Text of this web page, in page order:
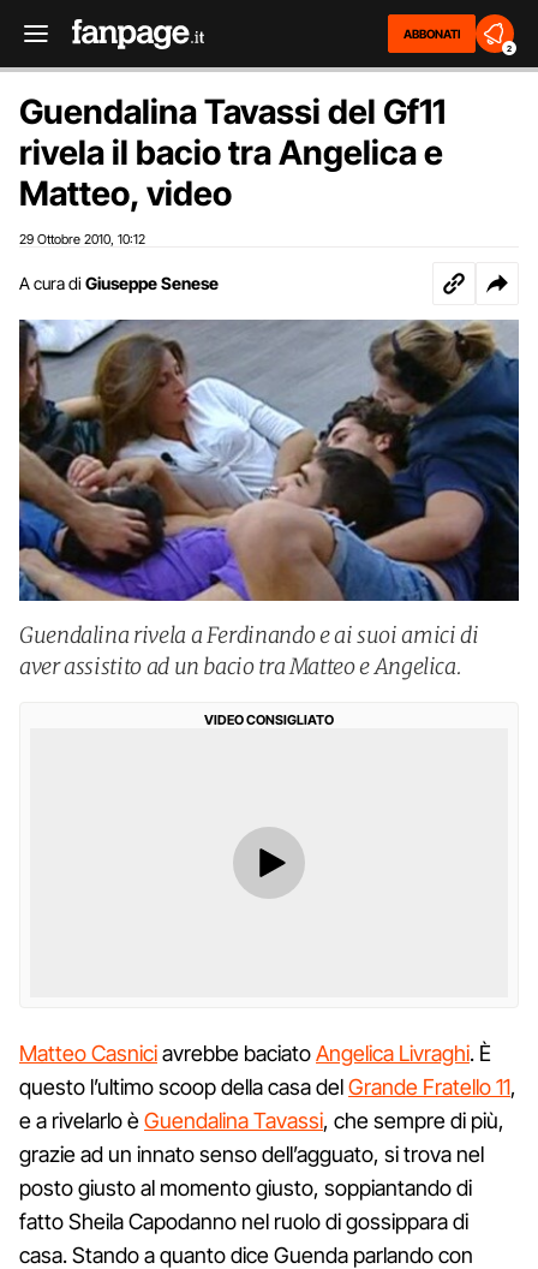
ABBONATI
2
Guendalina Tavassi del Gf11
rivela il bacio tra Angelica e
Matteo, video
29 Ottobre 2010 10:12
A cura di Giuseppe Senese
Guendalina rivela a Ferdinando e ai suoi amici di
aver assistito ad un bacio tra Matteo e Angelica.
VIDEO CONSIGLIATO
Matteo Casniciavrebbe baciatoAngelica Livraghi. È
questo l’ultimo scoop della casa delGrande Fratello 11,
e a rivelarlo èGuendalina Tavassi, che sempre di più,
grazie ad un innato senso dell’agguato, si trova nel
posto giusto al momento giusto, soppiantando di
fatto Sheila Capodanno nel ruolo di gossippara di
casa. Stando a quanto dice Guenda parlando con